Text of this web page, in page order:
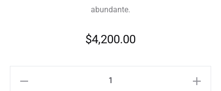
abundante.
$4,200.00